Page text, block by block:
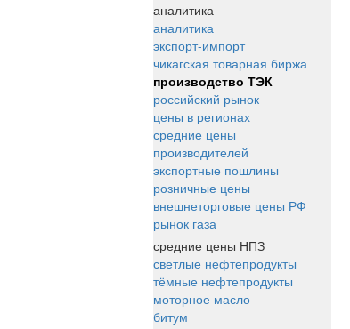
аналитика
аналитика
экспорт-импорт
чикагская товарная биржа
производство ТЭК
российский рынок
цены в регионах
средние цены
производителей
экспортные пошлины
розничные цены
внешнеторговые цены РФ
рынок газа
средние цены НПЗ
светлые нефтепродукты
тёмные нефтепродукты
моторное масло
битум